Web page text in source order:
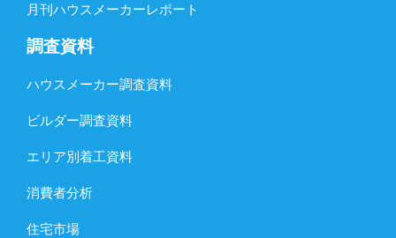
月刊ハウスメーカーレポート
調査資料
ハウスメーカー調査資料
ビルダー調査資料
エリア別着工資料
消費者分析
住宅市場